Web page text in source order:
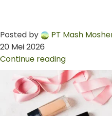
Posted by
PT Mash
20 Mei 2026
Continue reading